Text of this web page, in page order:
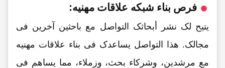
فرص بناء شبکه علاقات مهنیه:
یتیح لک نشر أبحاثک التواصل مع باحثین آخرین فی
مجالک. هذا التواصل یساعدک فی بناء علاقات مهنیه
مع مرشدین، وشرکاء بحث، وزملاء، مما یساهم فی